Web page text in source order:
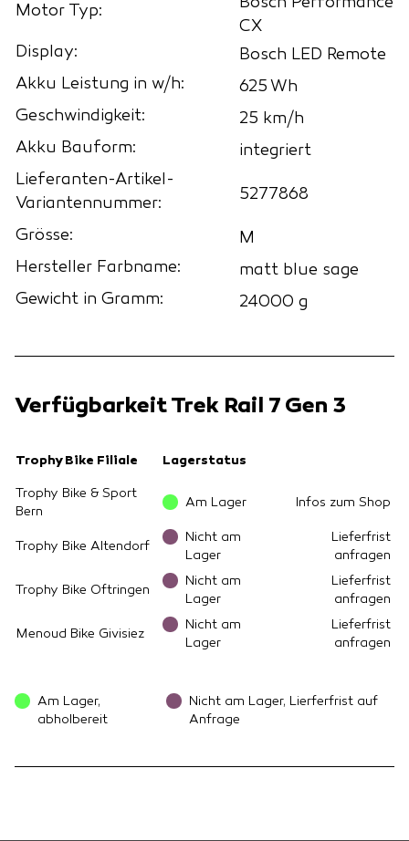
Motor Typ:
CX
Display:
Bosch LED Remote
Akku Leistung in w/h:
625 Wh
Geschwindigkeit:
25 km/h
Akku Bauform:
integriert
Lieferanten-Artikel-
Variantennummer:
5277868
Grösse:
M
Hersteller Farbname:
matt blue sage
Gewicht in Gramm:
24000 g
Verfügbarkeit Trek Rail 7 Gen 3
Trophy Bike Filiale Lagerstatus
Trophy Bike & Sport
Bern
Am Lager Infos zum Shop
Trophy Bike Altendorf
Nicht am
Lager
Lieferfrist
anfragen
Trophy Bike Oftringen
Nicht am
Lager
Lieferfrist
anfragen
Menoud Bike Givisiez
Nicht am
Lager
Lieferfrist
anfragen
Am Lager,
abholbereit
Nicht am Lager, Lierferfrist auf
Anfrage